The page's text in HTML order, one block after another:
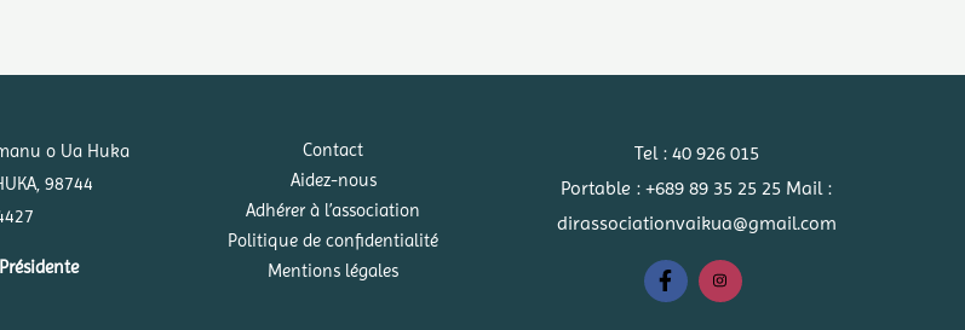
o Ua Huka
98744
Contact
Aidez-nous
Adhérer à l’association
Politique de confidentialité
Mentions légales
Tel : 40 926 015
Portable : +689 89 35 25 25 Mail :
dirassociationvaikua@gmail.com